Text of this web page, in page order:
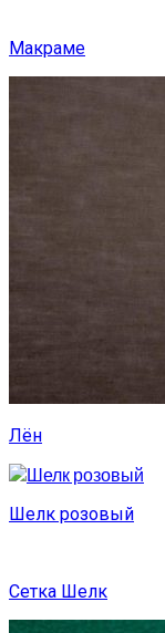
Макраме
Лён
Шелк розовый
Сетка Шелк